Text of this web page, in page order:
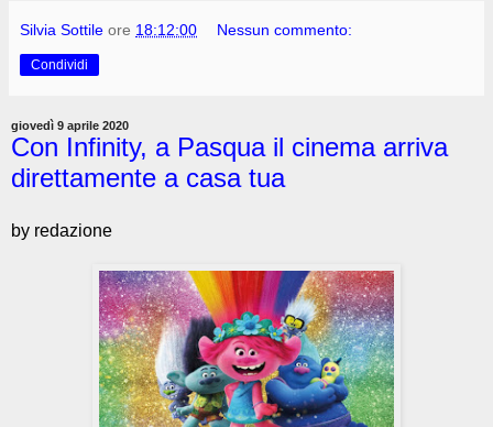
Silvia Sottile ore 18:12:00 Nessun commento:
Condividi
giovedì 9 aprile 2020
Con Infinity, a Pasqua il cinema arriva
direttamente a casa tua
by redazione